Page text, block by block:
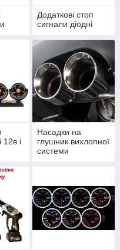
Додаткові стоп
сигнали діодні
12в і
Насадки на
глушник вихлопної
системи